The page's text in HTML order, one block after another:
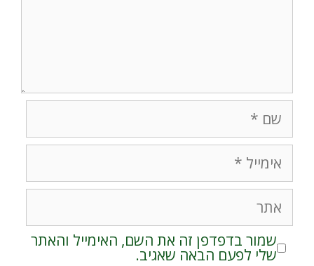
שם
אימייל
אתר
שמור בדפדפן זה את השם, האימייל והאתר
שלי לפעם הבאה שאגיב.